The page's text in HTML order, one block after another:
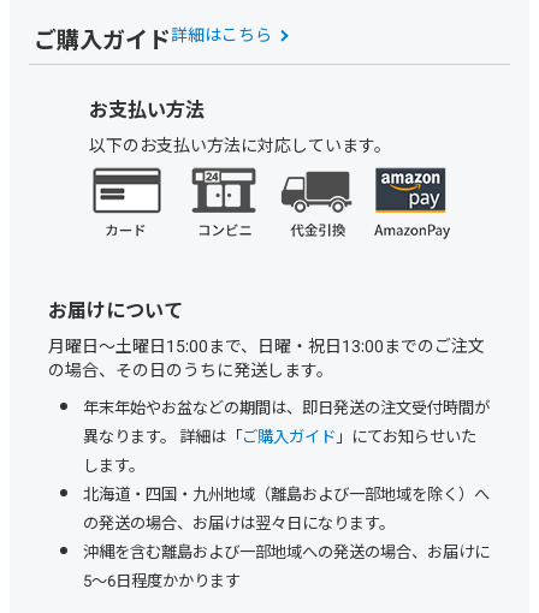
ご購入ガイド詳細はこちら
お支払い方法
以下のお支払い方法に対応しています。
お届けについて
月曜日～土曜日15:00まで、日曜・祝日13:00までのご注文
の場合、その日のうちに発送します。
年末年始やお盆などの期間は、即日発送の注文受付時間が
異なります。 詳細は「ご購入ガイド 」にてお知らせいた
します。
北海道・四国・九州地域（離島および一部地域を除く）へ
の発送の場合、お届けは翌々日になります。
沖縄を含む離島および一部地域への発送の場合、お届けに
5～6日程度かかります